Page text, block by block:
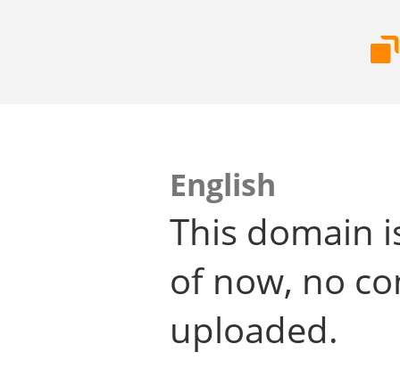
English
This domain
of now, no
uploaded.